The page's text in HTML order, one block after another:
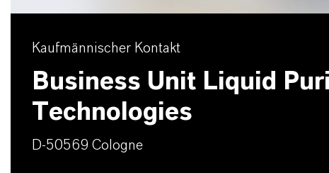
Kaufmännischer Kontakt
Business Unit Liquid
Technologies
D-50569 Cologne